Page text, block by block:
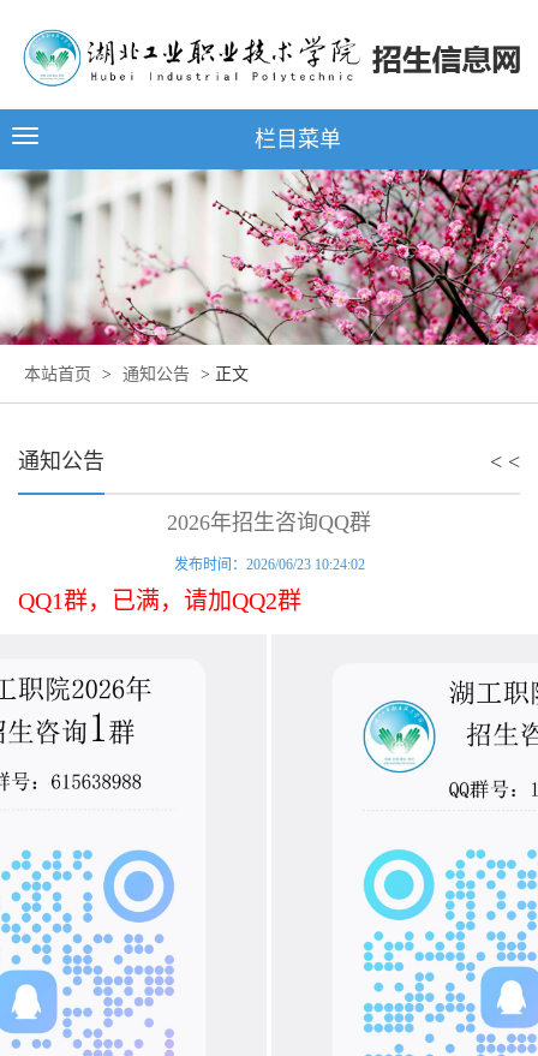
栏目菜单
本站首页 > 通知公告 > 正文
通知公告 < <
2026年招生咨询QQ群
发布时间：2026/06/23 10:24:02
QQ1群，已满，请加QQ2群